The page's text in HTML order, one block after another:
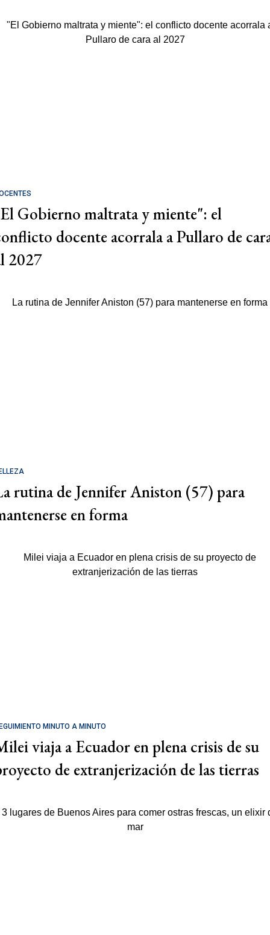
Gobierno maltrata y miente": el
docente acorrala a Pullaro de
2027
rutina de Jennifer Aniston (57) para
en forma
MINUTO A MINUTO
viaja a Ecuador en plena crisis de su
de extranjerización de las tierras